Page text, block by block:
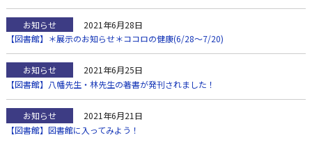
お知らせ
2021年6月28日
【図書館】＊展示のお知らせ＊ココロの健康(6/28～7/20)
お知らせ
2021年6月25日
【図書館】八幡先生・林先生の著書が発刊されました！
お知らせ
2021年6月21日
【図書館】図書館に入ってみよう！